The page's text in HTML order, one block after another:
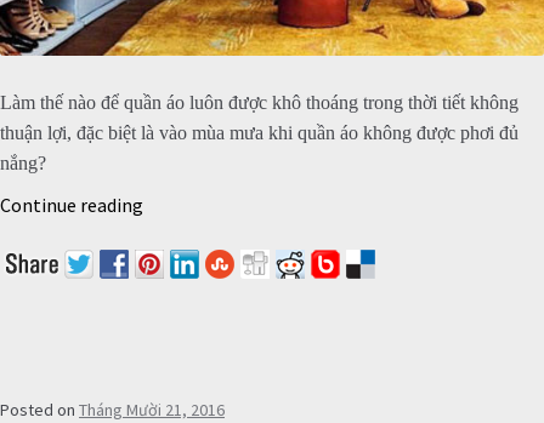
Làm thế nào để quần áo luôn được khô thoáng trong thời tiết không
thuận lợi, đặc biệt là vào mùa mưa khi quần áo không được phơi đủ
nắng?
Continue reading
Posted on Tháng Mười 21, 2016